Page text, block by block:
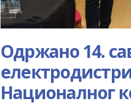
Одржано 14.
Националног